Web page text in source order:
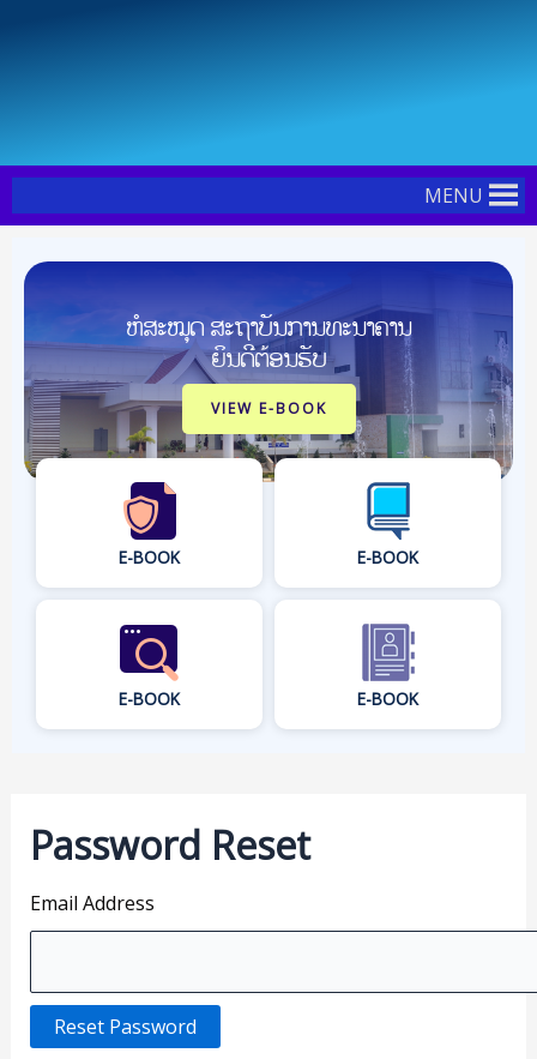
MENU
ຫໍສະໝຸດ ສະຖາບັນການທະນາຄານ
ຍິນດີຕ້ອນຮັບ
VIEW E-BOOK
E-BOOK E-BOOK
E-BOOK E-BOOK
Password Reset
Email Address